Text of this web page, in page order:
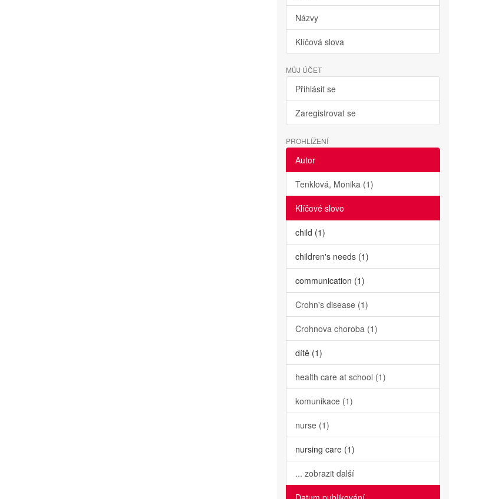
Názvy
Klíčová slova
MŮJ ÚČET
Přihlásit se
Zaregistrovat se
PROHLÍŽENÍ
Autor
Tenklová, Monika (1)
Klíčové slovo
child (1)
children's needs (1)
communication (1)
Crohn's disease (1)
Crohnova choroba (1)
dítě (1)
health care at school (1)
komunikace (1)
nurse (1)
nursing care (1)
... zobrazit další